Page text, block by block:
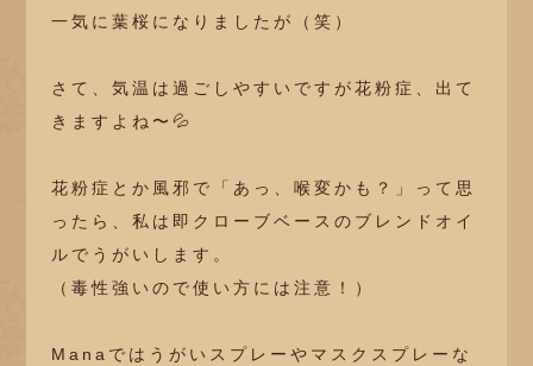
一気に葉桜になりましたが（笑）
さて、気温は過ごしやすいですが花粉症、出て
きますよね〜💦
花粉症とか風邪で「あっ、喉変かも？」って思
ったら、私は即クローブベースのブレンドオイ
ルでうがいします。
（毒性強いので使い方には注意！）
Manaではうがいスプレーやマスクスプレーな